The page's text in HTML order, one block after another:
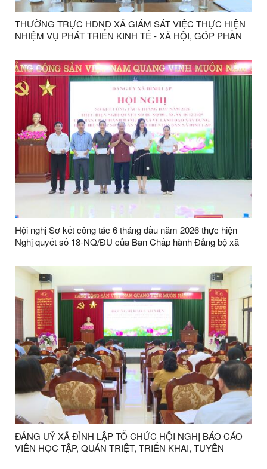
THƯỜNG TRỰC HĐND XÃ GIÁM SÁT VIỆC THỰC HIỆN
NHIỆM VỤ PHÁT TRIỂN KINH TẾ - XÃ HỘI, GÓP PHẦN
NĂM 2026 TRÊN ĐỊA BÀN XÃ
Hội nghị Sơ kết công tác 6 tháng đầu năm 2026 thực hiện
Nghị quyết số 18-NQ/ĐU của Ban Chấp hành Đảng bộ xã
ĐẢNG UỶ XÃ ĐÌNH LẬP TỔ CHỨC HỘI NGHỊ BÁO CÁO
VIÊN HỌC TẬP, QUÁN TRIỆT, TRIỂN KHAI, TUYÊN